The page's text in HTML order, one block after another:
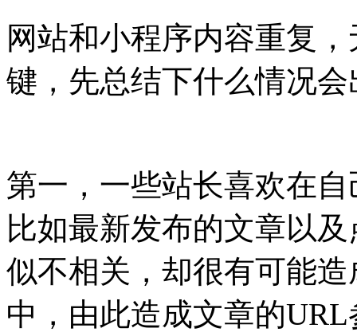
网站和小程序内容重复
键，先总结下什么情况
第一，一些站长喜欢在
比如最新发布的文章以
似不相关，却很有可能
中，由此造成文章的